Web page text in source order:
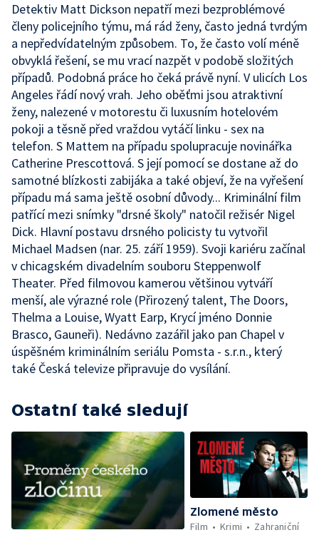
Detektiv Matt Dickson nepatří mezi bezproblémové
členy policejního týmu, má rád ženy, často jedná tvrdým
a nepředvídatelným způsobem. To, že často volí méně
obvyklá řešení, se mu vrací nazpět v podobě složitých
případů. Podobná práce ho čeká právě nyní. V ulicích Los
Angeles řádí nový vrah. Jeho oběťmi jsou atraktivní
ženy, nalezené v motorestu či luxusním hotelovém
pokoji a těsně před vraždou vytáčí linku - sex na
telefon. S Mattem na případu spolupracuje novinářka
Catherine Prescottová. S její pomocí se dostane až do
samotné blízkosti zabijáka a také objeví, že na vyřešení
případu má sama ještě osobní důvody... Kriminální film
patřící mezi snímky "drsné školy" natočil režisér Nigel
Dick. Hlavní postavu drsného policisty tu vytvořil
Michael Madsen (nar. 25. září 1959). Svoji kariéru začínal
v chicagském divadelním souboru Steppenwolf
Theater. Před filmovou kamerou většinou vytváří
menší, ale výrazné role (Přirozený talent, The Doors,
Thelma a Louise, Wyatt Earp, Krycí jméno Donnie
Brasco, Gauneři). Nedávno zazářil jako pan Chapel v
úspěšném kriminálním seriálu Pomsta - s.r.n., který
také Česká televize připravuje do vysílání.
Ostatní také sledují
Zlomené město
Film
Krimi Zahraniční